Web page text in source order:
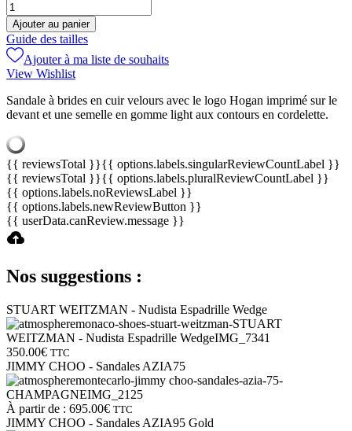
Ajouter au panier
Guide des tailles
Ajouter à ma liste de souhaits
View Wishlist
Sandale à brides en cuir velours avec le logo Hogan imprimé sur le
devant et une semelle en gomme light aux contours en cordelette.
{{ reviewsTotal }}{{ options.labels.singularReviewCountLabel }}
{{ reviewsTotal }}{{ options.labels.pluralReviewCountLabel }}
{{ options.labels.noReviewsLabel }}
{{ options.labels.newReviewButton }}
{{ userData.canReview.message }}
Nos suggestions :
STUART WEITZMAN - Nudista Espadrille Wedge
350.00€ TTC
JIMMY CHOO - Sandales AZIA75
À partir de : 695.00€ TTC
JIMMY CHOO - Sandales AZIA95 Gold